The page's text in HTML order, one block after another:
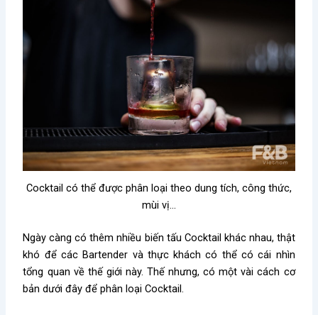
Cocktail có thể được phân loại theo dung tích, công thức,
mùi vị…
Ngày càng có thêm nhiều biến tấu Cocktail khác nhau, thật
khó để các Bartender và thực khách có thể có cái nhìn
tổng quan về thế giới này. Thế nhưng, có một vài cách cơ
bản dưới đây để phân loại Cocktail.